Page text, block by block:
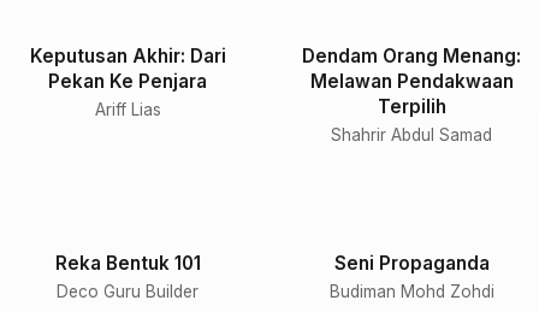
Keputusan Akhir: Dari
Pekan Ke Penjara
Ariff Lias
Dendam Orang Menang:
Melawan Pendakwaan
Terpilih
Shahrir Abdul Samad
Reka Bentuk 101
Deco Guru Builder
Seni Propaganda
Budiman Mohd Zohdi